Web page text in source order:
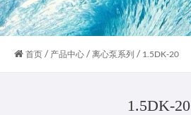
首页 / 产品中心 / 离心泵系列 / 1.5DK-20
1.5DK-20